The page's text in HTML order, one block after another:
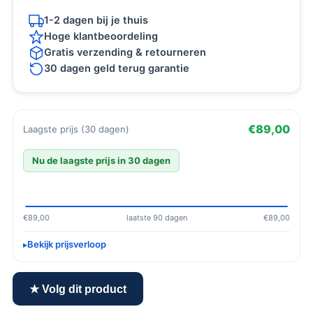
1-2 dagen bij je thuis
Hoge klantbeoordeling
Gratis verzending & retourneren
30 dagen geld terug garantie
Laagste prijs (30 dagen) €89,00
Nu de laagste prijs in 30 dagen
€89,00 laatste 90 dagen €89,00
Bekijk prijsverloop
★ Volg dit product